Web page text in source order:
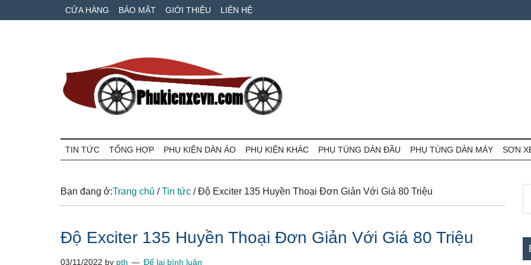
to
to
qua
CỬA HÀNG BẢO MẬT GIỚI THIỆU LIÊN HỆ
Phụ
kiện
xe
xe
và
ô
giá
TIN TỨC TỔNG HỢP PHỤ KIỆN DÀN ÁO PHỤ KIỆN KHÁC PHỤ TÙNG DÀN ĐẦU PHỤ TÙNG DÀN MÁY SƠN
Bạn đang ở:Trang chủ / Tin tức /Độ Exciter 135 Huyền Thoại Đơn Giản Với Giá 80 Triệu
Độ Exciter 135 Huyền Thoại Đơn Giản Với Giá 80 Triệu
03/11/2022 by pth Để lại bình luận
...